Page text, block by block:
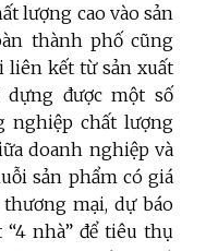
lượng cao vào sản
thành phố cũng
liên kết từ sản xuất
được một số
nghiệp chất lượng
doanh nghiệp và
sản phẩm có giá
mại, dự báo
nhà” để tiêu thụ